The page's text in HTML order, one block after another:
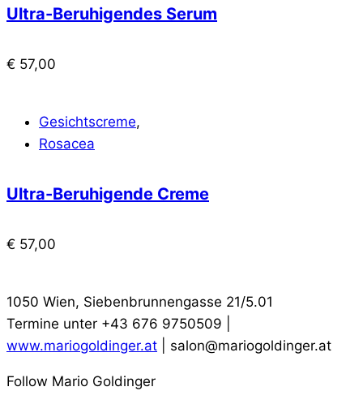
Ultra-Beruhigendes Serum
€ 57,00
Gesichtscreme,
Rosacea
Ultra-Beruhigende Creme
€ 57,00
1050 Wien, Siebenbrunnengasse 21/5.01
Termine unter +43 676 9750509 |
www.mariogoldinger.at | salon@mariogoldinger.at
Follow Mario Goldinger